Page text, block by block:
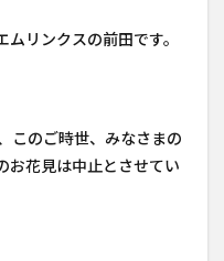
リンクスの前田です。
このご時世、みなさまの
お花見は中止とさせてい